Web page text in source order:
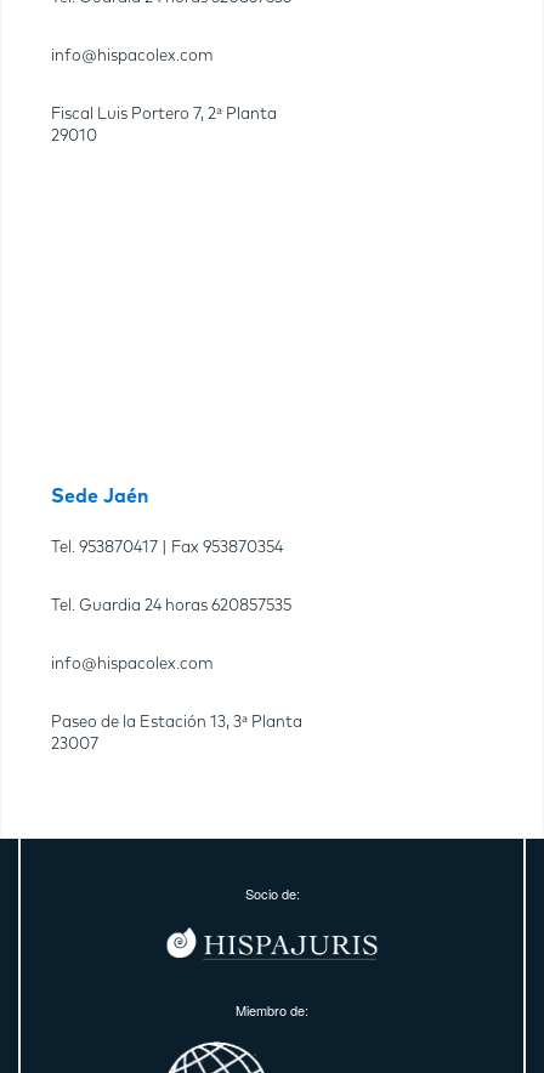
info@hispacolex.com
Fiscal Luis Portero 7, 2ª Planta
29010
Sede Jaén
Tel. 953870417 | Fax 953870354
Tel. Guardia 24 horas 620857535
info@hispacolex.com
Paseo de la Estación 13, 3ª Planta
23007
Socio de:
Miembro de: